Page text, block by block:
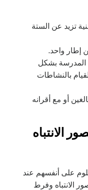
تزيد عن الستة
إطار واحد.
المدرسة بشكل
بالنشاطات
أو مع أقرانه
الانتباه
على أنفسهم عند
الانتباه وفرط